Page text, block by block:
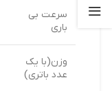
سرعت بی
باری
وزن(با یک
عدد باتری)